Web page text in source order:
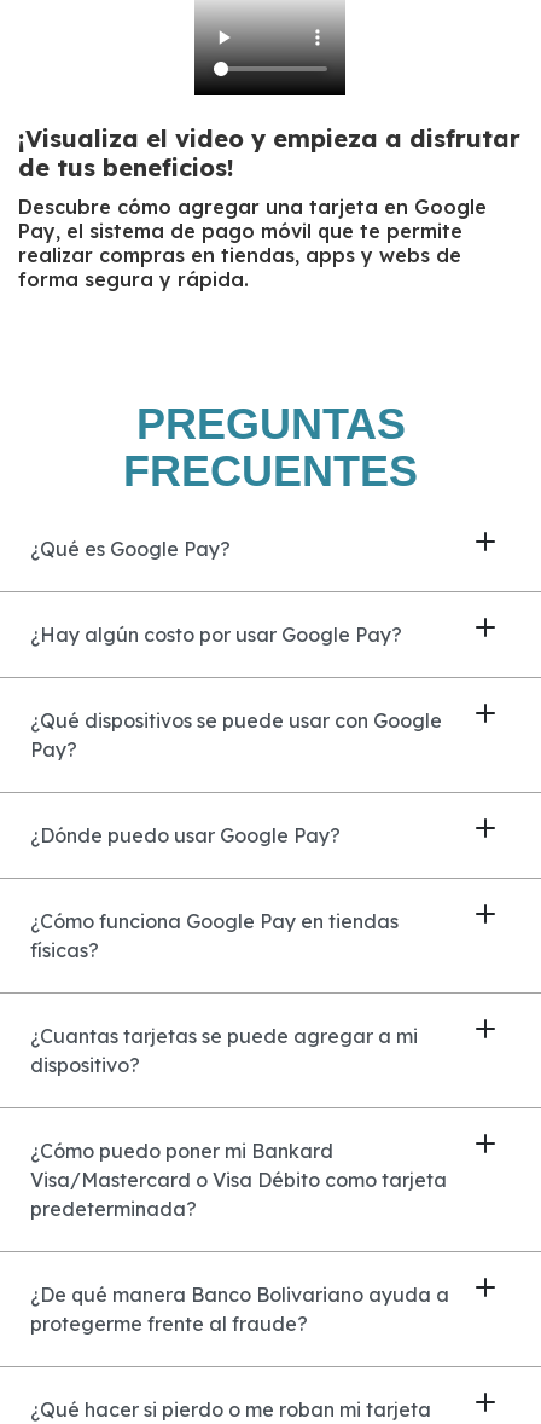
¡Visualiza el video y empieza a disfrutar
de tus beneficios!
Descubre cómo agregar una tarjeta en Google
Pay, el sistema de pago móvil que te permite
realizar compras en tiendas, apps y webs de
forma segura y rápida.
PREGUNTAS
FRECUENTES
¿Qué es Google Pay?
¿Hay algún costo por usar Google Pay?
¿Qué dispositivos se puede usar con Google
Pay?
¿Dónde puedo usar Google Pay?
¿Cómo funciona Google Pay en tiendas
físicas?
¿Cuantas tarjetas se puede agregar a mi
dispositivo?
¿Cómo puedo poner mi Bankard
Visa/Mastercard o Visa Débito como tarjeta
predeterminada?
¿De qué manera Banco Bolivariano ayuda a
protegerme frente al fraude?
¿Qué hacer si pierdo o me roban mi tarjeta